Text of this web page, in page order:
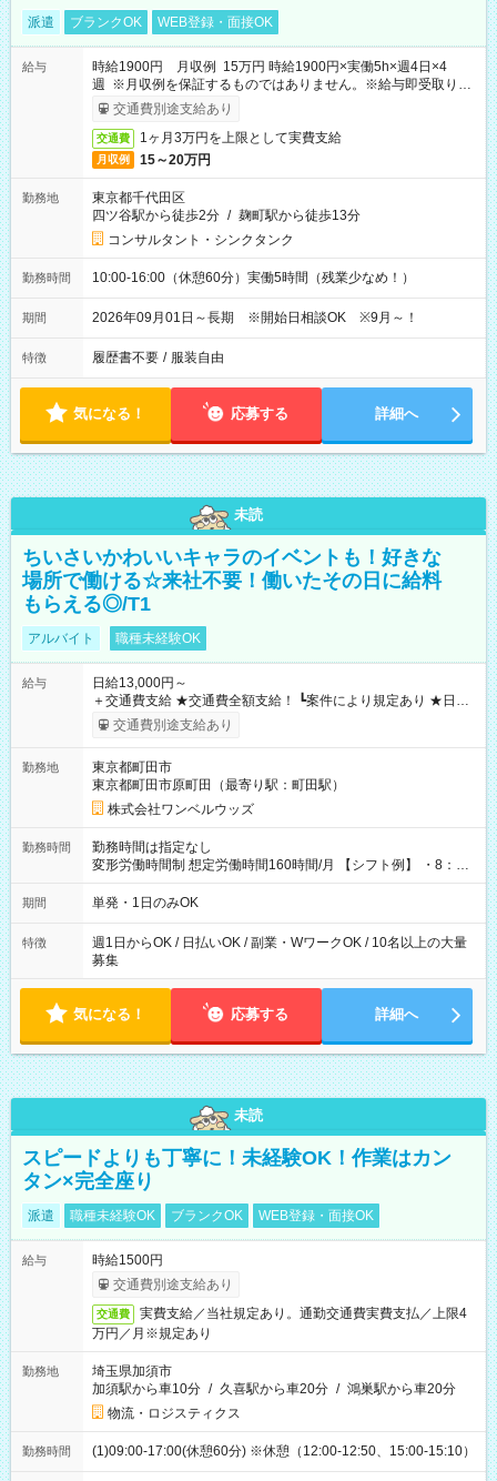
派遣 ブランクOK WEB登録・面接OK
給与
時給1900円 月収例 15万円 時給1900円×実働5h×週4日×4
週 ※月収例を保証するものではありません。※給与即受取りサ
ービス利用可（利用条件有）
交通費別途支給あり
交通費 1ヶ月3万円を上限として実費支給
月収例 15～20万円
勤務地
東京都千代田区
四ツ谷駅から徒歩2分 / 麹町駅から徒歩13分
コンサルタント・シンクタンク
勤務時間 10:00-16:00（休憩60分）実働5時間（残業少なめ！）
期間 2026年09月01日～長期 ※開始日相談OK ※9月～！
特徴 履歴書不要 / 服装自由
気になる！ 応募する 詳細へ
未読
ちいさいかわいいキャラのイベントも！好きな
場所で働ける☆来社不要！働いたその日に給料
もらえる◎/T1
アルバイト 職種未経験OK
給与
日給13,000円～
＋交通費支給 ★交通費全額支給！ ┗案件により規定あり ★日払
いOK！（規定あり） ┗働いたその日に現金GET♪ お仕事後はコ
ンビニATMから 日払い分を引き落とせます！ 【試用期間】試
交通費別途支給あり
勤務地
東京都町田市
東京都町田市原町田（最寄り駅：町田駅）
株式会社ワンベルウッズ
勤務時間
勤務時間は指定なし
変形労働時間制 想定労働時間160時間/月 【シフト例】 ・8：00
～21：00
期間 単発・1日のみOK
特徴
週1日からOK / 日払いOK / 副業・WワークOK / 10名以上の大量
募集
気になる！ 応募する 詳細へ
未読
スピードよりも丁寧に！未経験OK！作業はカン
タン×完全座り
派遣 職種未経験OK ブランクOK WEB登録・面接OK
給与
時給1500円
交通費別途支給あり
交通費
実費支給／当社規定あり。通勤交通費実費支払／上限4
万円／月※規定あり
勤務地
埼玉県加須市
加須駅から車10分 / 久喜駅から車20分 / 鴻巣駅から車20分
物流・ロジスティクス
勤務時間 (1)09:00-17:00(休憩60分) ※休憩（12:00-12:50、15:00-15:10）